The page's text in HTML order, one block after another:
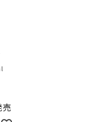
売